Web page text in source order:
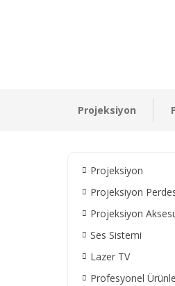
Projeksiyon
Projeksiyon
Projeksiyon
Projeksiyon
Ses Sistemi
Lazer TV
Profesyonel